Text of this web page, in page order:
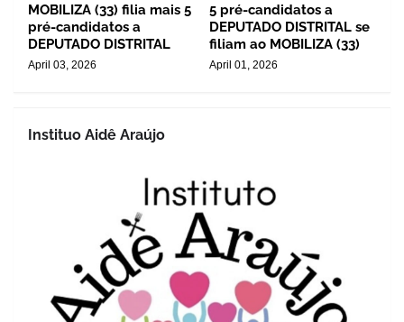
MOBILIZA (33) filia mais 5
pré-candidatos a
DEPUTADO DISTRITAL
April 03, 2026
5 pré-candidatos a
DEPUTADO DISTRITAL se
filiam ao MOBILIZA (33)
April 01, 2026
Instituo Aidê Araújo